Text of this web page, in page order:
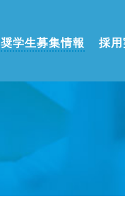
奨学生募集情報 採